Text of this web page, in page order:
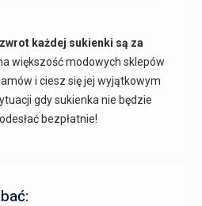
zwrot każdej sukienki są za
większość modowych sklepów
i ciesz się jej wyjątkowym
gdy sukienka nie będzie
bezpłatnie!